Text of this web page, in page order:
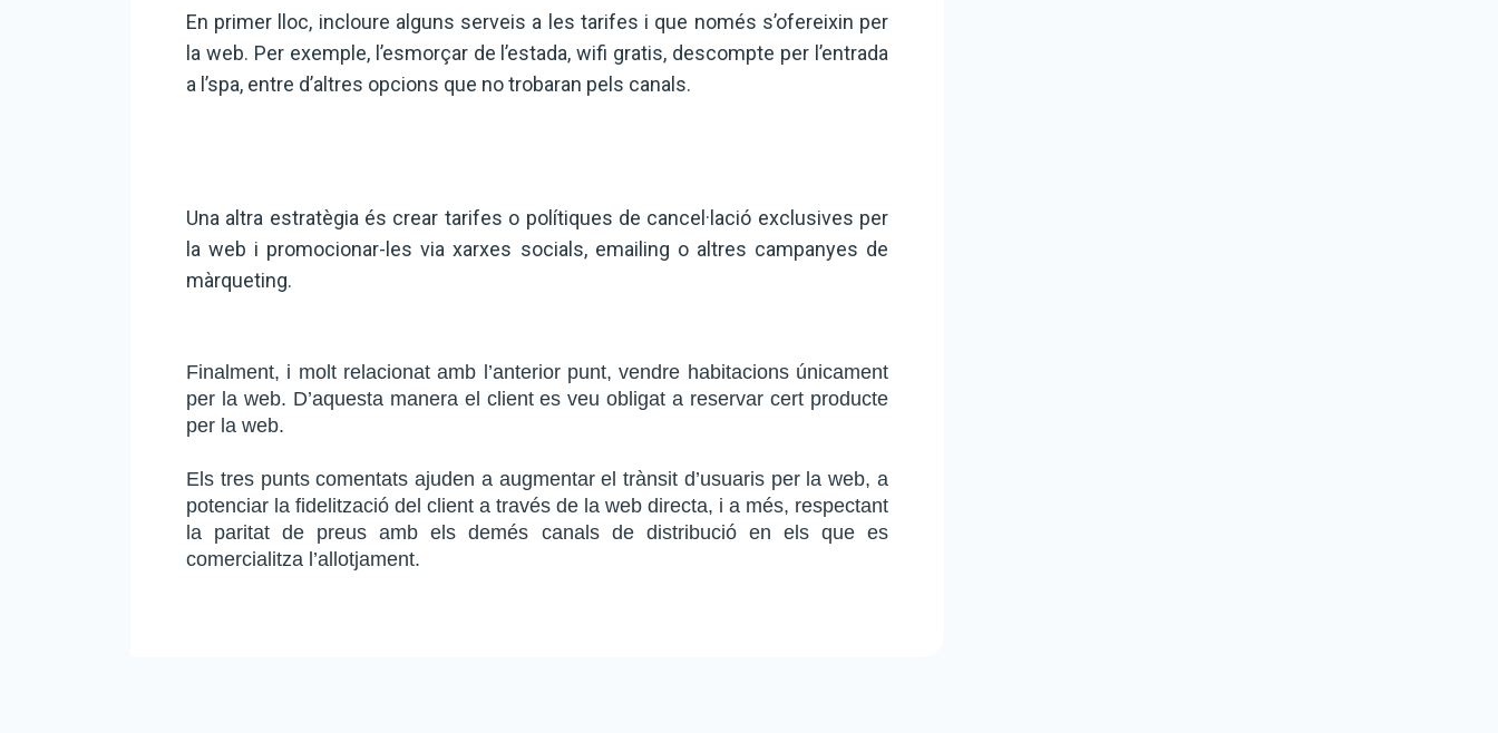
En primer lloc, incloure alguns serveis a les tarifes i que només s’ofereixin per
la web. Per exemple, l’esmorçar de l’estada, wifi gratis, descompte per l’entrada
a l’spa, entre d’altres opcions que no trobaran pels canals.
Una altra estratègia és crear tarifes o polítiques de cancel·lació exclusives per
la web i promocionar-les via xarxes socials, emailing o altres campanyes de
màrqueting.
Finalment, i molt relacionat amb l’anterior punt, vendre habitacions únicament
per la web. D’aquesta manera el client es veu obligat a reservar cert producte
per la web.
Els tres punts comentats ajuden a augmentar el trànsit d’usuaris per la web, a
potenciar la fidelització del client a través de la web directa, i a més, respectant
la paritat de preus amb els demés canals de distribució en els que es
comercialitza l’allotjament.